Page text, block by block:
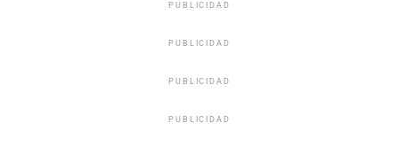
PUBLICIDAD
PUBLICIDAD
PUBLICIDAD
PUBLICIDAD